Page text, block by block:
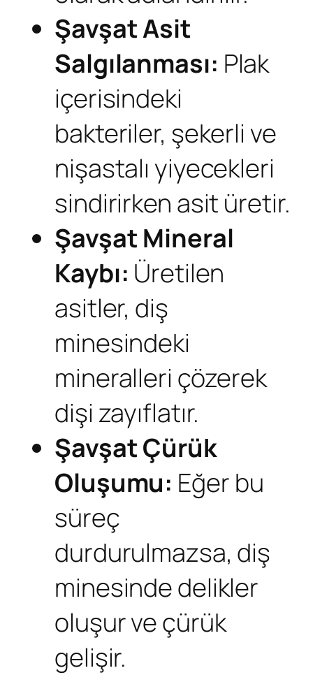
ŞavşatAsit
Salgılanması: Plak
içerisindeki
bakteriler, şekerli ve
nişastalı yiyecekleri
sindirirken asit üretir.
Şavşat Mineral
Kaybı: Üretilen
asitler, diş
minesindeki
mineralleri çözerek
dişi zayıflatır.
ŞavşatÇürük
Oluşumu: Eğer bu
süreç
durdurulmazsa, diş
minesinde delikler
oluşur ve çürük
gelişir.